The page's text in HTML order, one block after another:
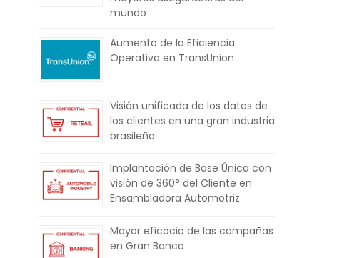
mundo
Aumento de la Eficiencia
Operativa en TransUnion
Visión unificada de los datos de
los clientes en una gran industria
brasileña
Implantación de Base Única con
visión de 360° del Cliente en
Ensambladora Automotriz
Mayor eficacia de las campañas
en Gran Banco